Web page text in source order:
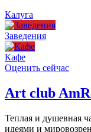
Калуга
Заведения
Кафе
Оценить сейчас
Art сlub
Теплая и душевная
идеями и